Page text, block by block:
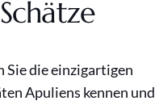
Schätze
Sie die einzigartigen
Apuliens kennen und